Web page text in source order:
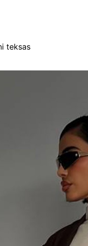
teksas